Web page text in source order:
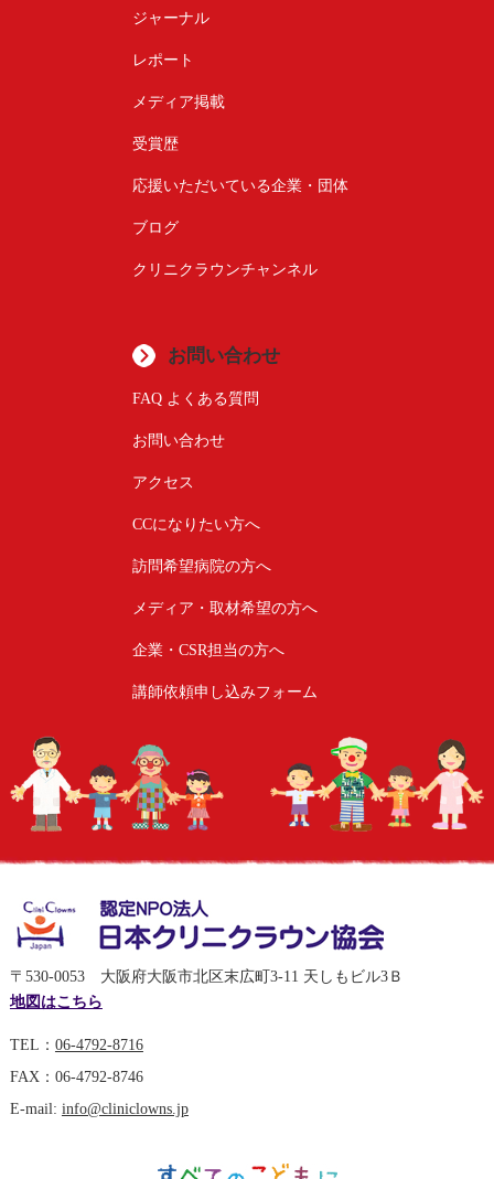
ジャーナル
レポート
メディア掲載
受賞歴
応援いただいている企業・団体
ブログ
クリニクラウンチャンネル
お問い合わせ
FAQ よくある質問
お問い合わせ
アクセス
CCになりたい方へ
訪問希望病院の方へ
メディア・取材希望の方へ
企業・CSR担当の方へ
講師依頼申し込みフォーム
〒530-0053 大阪府大阪市北区末広町3-11 天しもビル3Ｂ
地図はこちら
TEL： 06-4792-8716
FAX：06-4792-8746
E-mail: info@cliniclowns.jp